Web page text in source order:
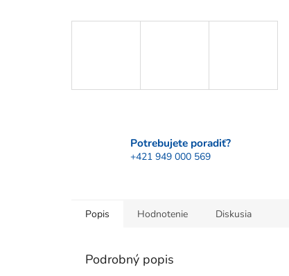
Potrebujete poradiť?
+421 949 000 569
Popis Hodnotenie Diskusia
Podrobný popis